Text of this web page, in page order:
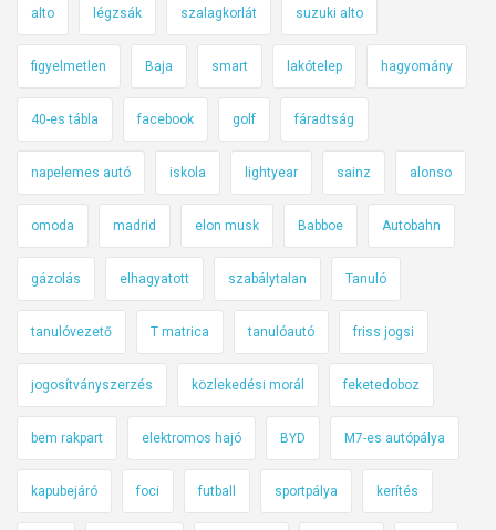
alto légzsák szalagkorlát suzuki alto
figyelmetlen Baja smart lakótelep hagyomány
40-es tábla facebook golf fáradtság
napelemes autó iskola lightyear sainz alonso
omoda madrid elon musk Babboe Autobahn
gázolás elhagyatott szabálytalan Tanuló
tanulóvezető T matrica tanulóautó friss jogsi
jogosítványszerzés közlekedési morál feketedoboz
bem rakpart elektromos hajó BYD M7-es autópálya
kapubejáró foci futball sportpálya kerítés